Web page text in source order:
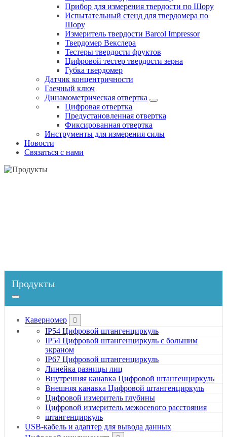
Прибор для измерения твердости по Шору
Испытательный стенд для твердомера по
Шору
Измеритель твердости Barcol Impressor
Твердомер Векслера
Тестеры твердости фруктов
Цифровой тестер твердости зерна
Губка твердомер
Датчик концентричности
Гаечный ключ
Динамометрическая отвертка
Цифровая отвертка
Предустановленная отвертка
Фиксированная отвертка
Инструменты для измерения силы
Новости
Связаться с нами
Продукты
Каверномер
IP54 Цифровой штангенциркуль
IP54 Цифровой штангенциркуль с большим
экраном
IP67 Цифровой штангенциркуль
Линейка разницы лиц
Внутренняя канавка Цифровой штангенциркуль
Внешняя канавка Цифровой штангенциркуль
Цифровой измеритель глубины
Цифровой измеритель межосевого расстояния
штангенциркуль
USB-кабель и адаптер для вывода данных